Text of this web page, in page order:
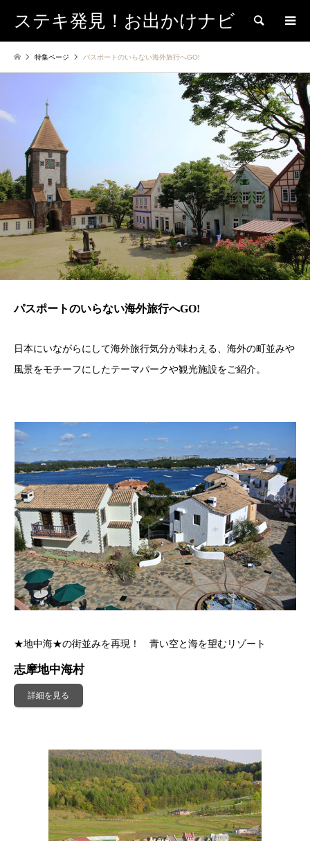
ステキ発見！お出かけナビ 検索
特集ページ パスポートのいらない海外旅行へGO!
パスポートのいらない海外旅行へGO!
日本にいながらにして海外旅行気分が味わえる、海外の町並みや
風景をモチーフにしたテーマパークや観光施設をご紹介。
★地中海★の街並みを再現！ 青い空と海を望むリゾート
志摩地中海村
詳細を見る